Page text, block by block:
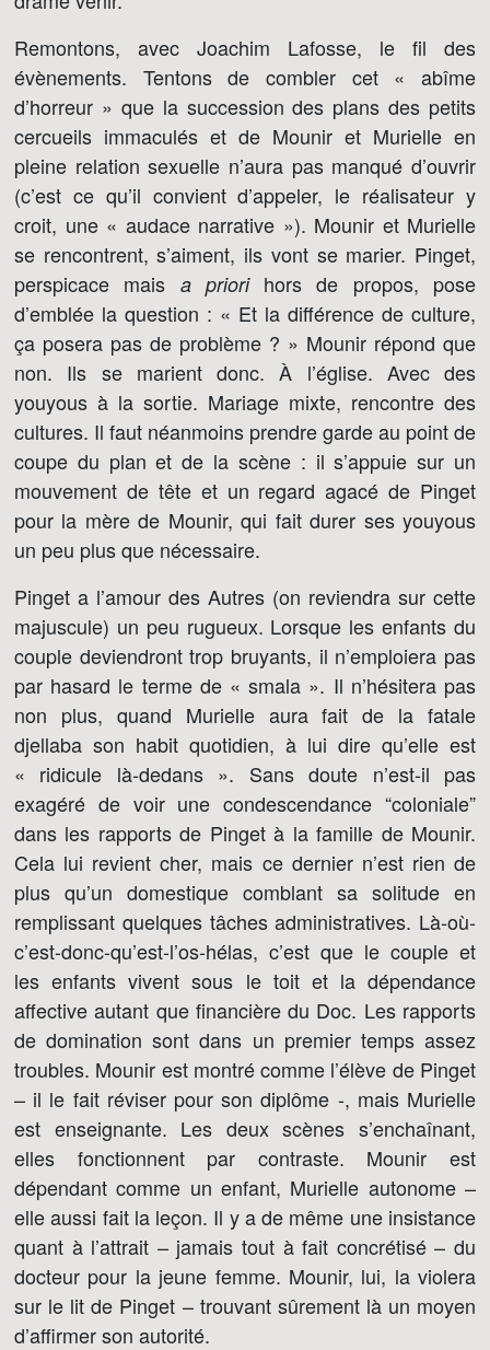
Remontons, avec Joachim Lafosse, le fil des
évènements. Tentons de combler cet « abîme
d’horreur » que la succession des plans des petits
cercueils immaculés et de Mounir et Murielle en
pleine relation sexuelle n’aura pas manqué d’ouvrir
(c’est ce qu’il convient d’appeler, le réalisateur y
croit, une « audace narrative »). Mounir et Murielle
se rencontrent, s’aiment, ils vont se marier. Pinget,
perspicace mais a priorihors de propos, pose
d’emblée la question : « Et la différence de culture,
ça posera pas de problème ? » Mounir répond que
non. Ils se marient donc. À l’église. Avec des
youyous à la sortie. Mariage mixte, rencontre des
cultures. Il faut néanmoins prendre garde au point de
coupe du plan et de la scène : il s’appuie sur un
mouvement de tête et un regard agacé de Pinget
pour la mère de Mounir, qui fait durer ses youyous
un peu plus que nécessaire.
Pinget a l’amour des Autres (on reviendra sur cette
majuscule) un peu rugueux. Lorsque les enfants du
couple deviendront trop bruyants, il n’emploiera pas
par hasard le terme de « smala ». Il n’hésitera pas
non plus, quand Murielle aura fait de la fatale
djellaba son habit quotidien, à lui dire qu’elle est
« ridicule là-dedans ». Sans doute n’est-il pas
exagéré de voir une condescendance “coloniale”
dans les rapports de Pinget à la famille de Mounir.
Cela lui revient cher, mais ce dernier n’est rien de
plus qu’un domestique comblant sa solitude en
remplissant quelques tâches administratives. Là-où-
c’est-donc-qu’est-l’os-hélas, c’est que le couple et
les enfants vivent sous le toit et la dépendance
affective autant que financière du Doc. Les rapports
de domination sont dans un premier temps assez
troubles. Mounir est montré comme l’élève de Pinget
– il le fait réviser pour son diplôme -, mais Murielle
est enseignante. Les deux scènes s’enchaînant,
elles fonctionnent par contraste. Mounir est
dépendant comme un enfant, Murielle autonome –
elle aussi fait la leçon. Il y a de même une insistance
quant à l’attrait – jamais tout à fait concrétisé – du
docteur pour la jeune femme. Mounir, lui, la violera
sur le lit de Pinget – trouvant sûrement là un moyen
d’affirmer son autorité.